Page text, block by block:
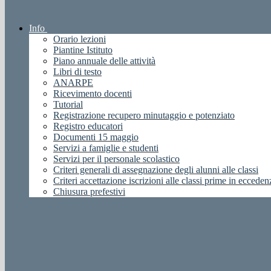
Info
Orario lezioni
Piantine Istituto
Piano annuale delle attività
Libri di testo
ANARPE
Ricevimento docenti
Tutorial
Registrazione recupero minutaggio e potenziato
Registro educatori
Documenti 15 maggio
Servizi a famiglie e studenti
Servizi per il personale scolastico
Criteri generali di assegnazione degli alunni alle classi
Criteri accettazione iscrizioni alle classi prime in
Chiusura prefestivi